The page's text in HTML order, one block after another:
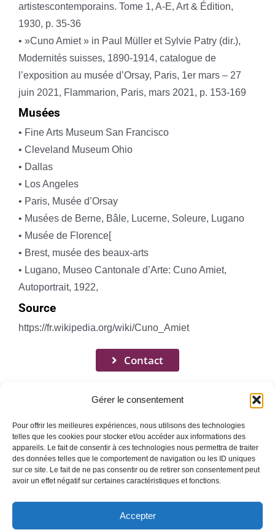
Gérer le consentement
Pour offrir les meilleures expériences, nous utilisons des technologies
telles que les cookies pour stocker et/ou accéder aux informations des
appareils. Le fait de consentir à ces technologies nous permettra de traiter
des données telles que le comportement de navigation ou les ID uniques
sur ce site. Le fait de ne pas consentir ou de retirer son consentement peut
avoir un effet négatif sur certaines caractéristiques et fonctions.
Accepter
artistescontemporains. Tome 1, A-E, Art & Édition,
1930, p. 35-36
• »Cuno Amiet » in Paul Müller et Sylvie Patry (dir.),
Modernités suisses, 1890-1914, catalogue de
l’exposition au musée d’Orsay, Paris, 1er mars – 27
juin 2021, Flammarion, Paris, mars 2021, p. 153-169
Musées
• Fine Arts Museum San Francisco
• Cleveland Museum Ohio
• Dallas
• Los Angeles
• Paris, Musée d’Orsay
• Musées de Berne, Bâle, Lucerne, Soleure, Lugano
• Musée de Florence[
• Brest, musée des beaux-arts
• Lugano, Museo Cantonale d’Arte: Cuno Amiet,
Autoportrait, 1922,
Source
https://fr.wikipedia.org/wiki/Cuno_Amiet
Contact
Toggle
Navigation
ACCUEIL
Mentions légales